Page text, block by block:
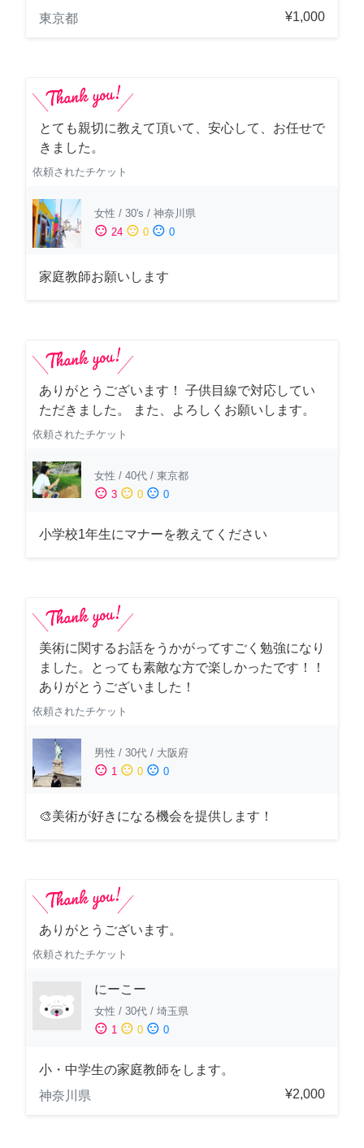
東京都
¥1,000
とても親切に教えて頂いて、安心して、お任せで
きました。
依頼されたチケット
女性 / 30's / 神奈川県
sentiment_satisfied 24 sentiment_neutral 0 sentiment_dissatisfied 0
家庭教師お願いします
ありがとうございます！ 子供目線で対応してい
ただきました。 また、よろしくお願いします。
依頼されたチケット
女性 / 40代 / 東京都
sentiment_satisfied 3 sentiment_neutral 0 sentiment_dissatisfied 0
小学校1年生にマナーを教えてください
美術に関するお話をうかがってすごく勉強になり
ました。とっても素敵な方で楽しかったです！！
ありがとうございました！
依頼されたチケット
男性 / 30代 / 大阪府
sentiment_satisfied 1 sentiment_neutral 0 sentiment_dissatisfied 0
🎨美術が好きになる機会を提供します！
ありがとうございます。
依頼されたチケット
にーこー
女性 / 30代 / 埼玉県
sentiment_satisfied 1 sentiment_neutral 0 sentiment_dissatisfied 0
小・中学生の家庭教師をします。
神奈川県
¥2,000